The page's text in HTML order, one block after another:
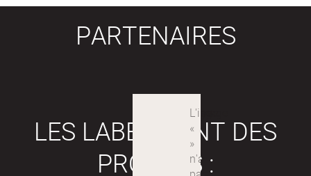
PARTENAIRES
LES LABEX SONT DES
PROJETS :